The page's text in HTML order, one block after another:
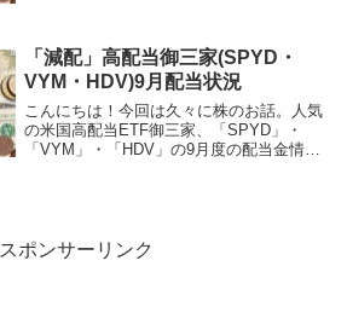
状況の報...
「減配」高配当御三家(SPYD・
VYM・HDV)9月配当状況
こんにちは！今回は久々に株のお話。人気
の米国高配当ETF御三家、「SPYD」・
「VYM」・「HDV」の9月度の配当金情報
スポンサーリンク